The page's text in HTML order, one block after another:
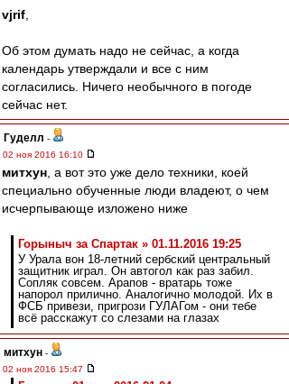
vjrif
Об этом думать надо не сейчас, а когда
календарь утверждали и все с ним
согласились. Ничего необычного в погоде
сейчас нет.
Гуделл -
02 ноя 2016 16:10
митхун , а вот это уже дело техники, коей
специально обученные люди владеют, о чем
исчерпывающе изложено ниже
Горыныч за Спартак » 01.11.2016 19:25
У Урала вон 18-летний сербский центральный
защитник играл. Он автогол как раз забил.
Сопляк совсем. Арапов - вратарь тоже
напорол прилично. Аналогично молодой. Их в
ФСБ привези, пригрози ГУЛАГом - они тебе
всё расскажут со слезами на глазах
митхун -
02 ноя 2016 15:47